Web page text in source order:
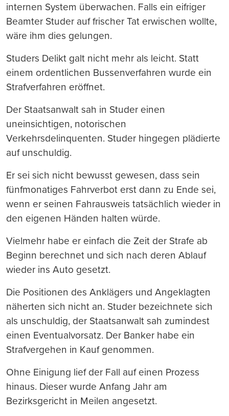
internen System überwachen. Falls ein eifriger
Beamter Studer auf frischer Tat erwischen wollte,
wäre ihm dies gelungen.
Studers Delikt galt nicht mehr als leicht. Statt
einem ordentlichen Bussenverfahren wurde ein
Strafverfahren eröffnet.
Der Staatsanwalt sah in Studer einen
uneinsichtigen, notorischen
Verkehrsdelinquenten. Studer hingegen plädierte
auf unschuldig.
Er sei sich nicht bewusst gewesen, dass sein
fünfmonatiges Fahrverbot erst dann zu Ende sei,
wenn er seinen Fahrausweis tatsächlich wieder in
den eigenen Händen halten würde.
Vielmehr habe er einfach die Zeit der Strafe ab
Beginn berechnet und sich nach deren Ablauf
wieder ins Auto gesetzt.
Die Positionen des Anklägers und Angeklagten
näherten sich nicht an. Studer bezeichnete sich
als unschuldig, der Staatsanwalt sah zumindest
einen Eventualvorsatz. Der Banker habe ein
Strafvergehen in Kauf genommen.
Ohne Einigung lief der Fall auf einen Prozess
hinaus. Dieser wurde Anfang Jahr am
Bezirksgericht in Meilen angesetzt.